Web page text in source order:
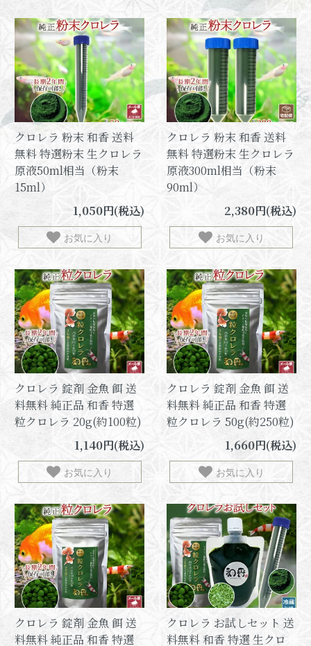
クロレラ 粉末 和香 送料
無料 特選粉末 生クロレラ
原液50ml相当（粉末
15ml）
1,050円(税込)
お気に入り
クロレラ 粉末 和香 送料
無料 特選粉末 生クロレラ
原液300ml相当（粉末
90ml）
2,380円(税込)
お気に入り
クロレラ 錠剤 金魚 餌 送
料無料 純正品 和香 特選
粒クロレラ 20g(約100粒)
1,140円(税込)
お気に入り
クロレラ 錠剤 金魚 餌 送
料無料 純正品 和香 特選
粒クロレラ 50g(約250粒)
1,660円(税込)
お気に入り
クロレラ 錠剤 金魚 餌 送
料無料 純正品 和香 特選
クロレラ お試しセット 送
料無料 和香 特選 生クロ